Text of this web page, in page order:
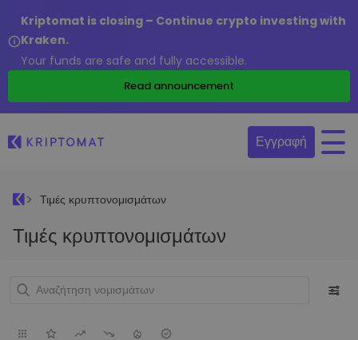
Kriptomat is closing – Continue crypto investing with
Kraken.
Your funds are safe and fully accessible.
Read announcement
Εγγραφή
Τιμές κρυπτονομισμάτων
Τιμές κρυπτονομισμάτων